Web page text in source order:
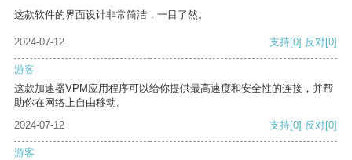
这款软件的界面设计非常简洁，一目了然。
2024-07-12 支持[0] 反对[0]
游客
这款加速器VPM应用程序可以给你提供最高速度和安全性的连接，并帮
助你在网络上自由移动。
2024-07-12
支持[0] 反对[0]
游客